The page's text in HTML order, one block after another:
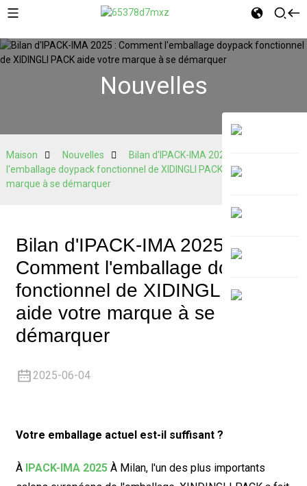
Nouvelles
Maison Nouvelles
Bilan d'IPACK-IMA 2025 : Comment
l'emballage doypack fonctionnel de XIDINGLI PACK aide votre
marque à se démarquer
Bilan d'IPACK-IMA 2025 :
Comment l'emballage doypack
fonctionnel de XIDINGLI PACK
aide votre marque à se
démarquer
2025-06-04
Votre emballage actuel est-il suffisant ?
À IPACK-IMA 2025À Milan, l'un des plus importants